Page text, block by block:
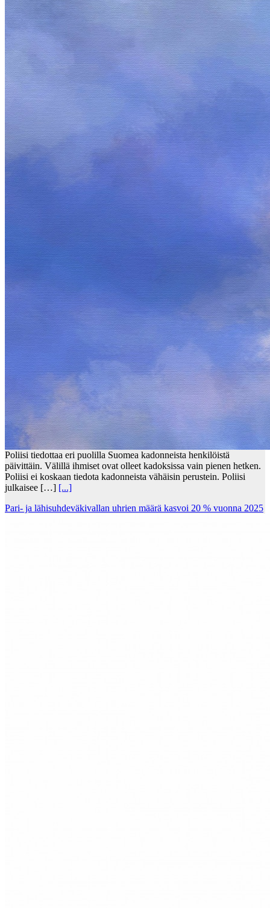
Poliisi tiedottaa eri puolilla Suomea kadonneista henkilöistä
päivittäin. Välillä ihmiset ovat olleet kadoksissa vain pienen hetken.
Poliisi ei koskaan tiedota kadonneista vähäisin perustein. Poliisi
julkaisee […] [...]
Pari- ja lähisuhdeväkivallan uhrien määrä kasvoi 20 % vuonna 2025